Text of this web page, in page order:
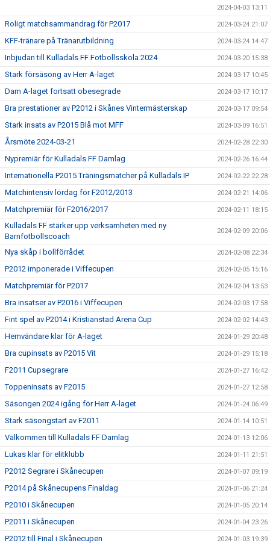
2024-04-03 13:11
Roligt matchsammandrag för P2017 2024-03-24 21:07
KFF-tränare på Tränarutbildning 2024-03-24 14:47
Inbjudan till Kulladals FF Fotbollsskola 2024 2024-03-20 15:38
Stark försäsong av Herr A-laget 2024-03-17 10:45
Dam A-laget fortsatt obesegrade 2024-03-17 10:17
Bra prestationer av P2012 i Skånes Vintermästerskap 2024-03-17 09:54
Stark insats av P2015 Blå mot MFF 2024-03-09 16:51
Årsmöte 2024-03-21 2024-02-28 22:30
Nypremiär för Kulladals FF Damlag 2024-02-26 16:44
Internationella P2015 Träningsmatcher på Kulladals IP 2024-02-22 22:28
Matchintensiv lördag för F2012/2013 2024-02-21 14:06
Matchpremiär för F2016/2017 2024-02-11 18:15
Kulladals FF stärker upp verksamheten med ny
Barnfotbollscoach
2024-02-09 20:06
Nya skåp i bollförrådet 2024-02-08 22:34
P2012 imponerade i Viffecupen 2024-02-05 15:16
Matchpremiär för P2017 2024-02-04 13:53
Bra insatser av P2016 i Viffecupen 2024-02-03 17:58
Fint spel av P2014 i Kristianstad Arena Cup 2024-02-02 14:43
Hemvändare klar för A-laget 2024-01-29 20:48
Bra cupinsats av P2015 Vit 2024-01-29 15:18
F2011 Cupsegrare 2024-01-27 16:42
Toppeninsats av F2015 2024-01-27 12:58
Säsongen 2024 igång för Herr A-laget 2024-01-24 06:49
Stark säsongstart av F2011 2024-01-14 10:51
Välkommen till Kulladals FF Damlag 2024-01-13 12:06
Lukas klar för elitklubb 2024-01-11 21:51
P2012 Segrare i Skånecupen 2024-01-07 09:19
P2014 på Skånecupens Finaldag 2024-01-06 21:24
P2010 i Skånecupen 2024-01-05 20:14
P2011 i Skånecupen 2024-01-04 23:26
P2012 till Final i Skånecupen 2024-01-03 19:39